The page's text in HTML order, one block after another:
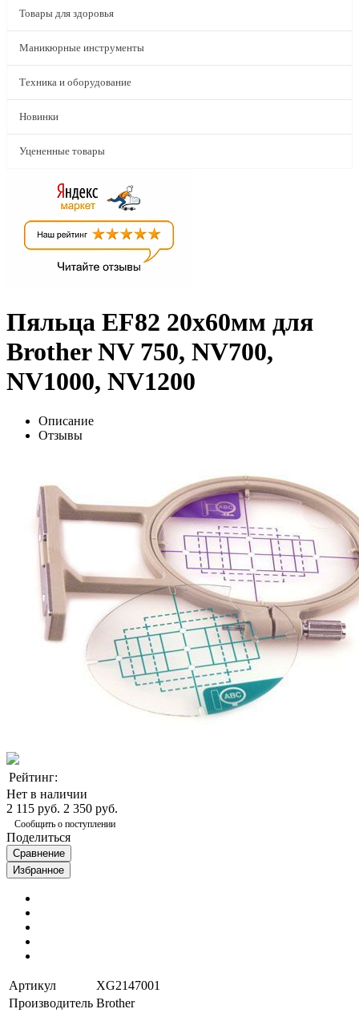
Товары для здоровья
Маникюрные инструменты
Техника и оборудование
Новинки
Уцененные товары
Пяльца EF82 20x60мм для
Brother NV 750, NV700,
NV1000, NV1200
Описание
Отзывы
Рейтинг:
Нет в наличии
2 115 руб. 2 350 руб.
Сообщить о поступлении
Поделиться
Сравнение
Избранное
Артикул
XG2147001
Производитель Brother